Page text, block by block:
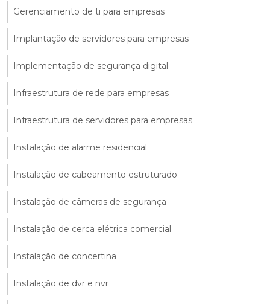
Gerenciamento de ti para empresas
Implantação de servidores para empresas
Implementação de segurança digital
Infraestrutura de rede para empresas
Infraestrutura de servidores para empresas
Instalação de alarme residencial
Instalação de cabeamento estruturado
Instalação de câmeras de segurança
Instalação de cerca elétrica comercial
Instalação de concertina
Instalação de dvr e nvr